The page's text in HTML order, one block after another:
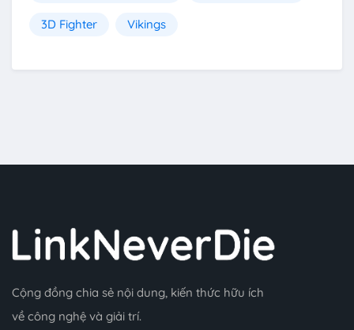
3D Fighter Vikings
Cộng đồng chia sẻ nội dung, kiến thức hữu ích
về công nghệ và giải trí.